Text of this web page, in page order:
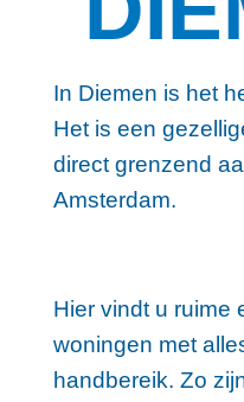
In Diemen is het
Het is een
direct grenzend
Amsterdam.
Hier vindt u ruime
woningen met
handbereik. Zo